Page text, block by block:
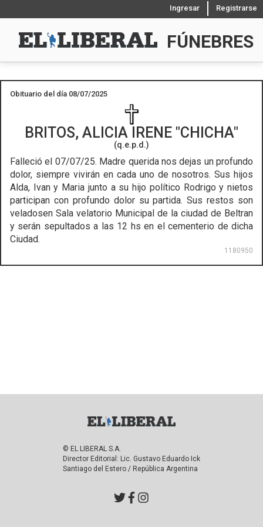
Ingresar Registrarse
FÚNEBRES
Obituario del día 08/07/2025
BRITOS, ALICIA IRENE CHICHA
(q.e.p.d.)
Falleció el 07/07/25. Madre querida nos dejas un profundo
dolor, siempre vivirán en cada uno de nosotros. Sus hijos
Alda, Ivan y Maria junto a su hijo político Rodrigo y nietos
participan con profundo dolor su partida. Sus restos son
veladosen Sala velatorio Municipal de la ciudad de Beltran
y serán sepultados a las 12 hs en el cementerio de dicha
Ciudad.
1180950
© EL LIBERAL S.A.
Director Editorial: Lic. Gustavo Eduardo Ick
Santiago del Estero / República Argentina